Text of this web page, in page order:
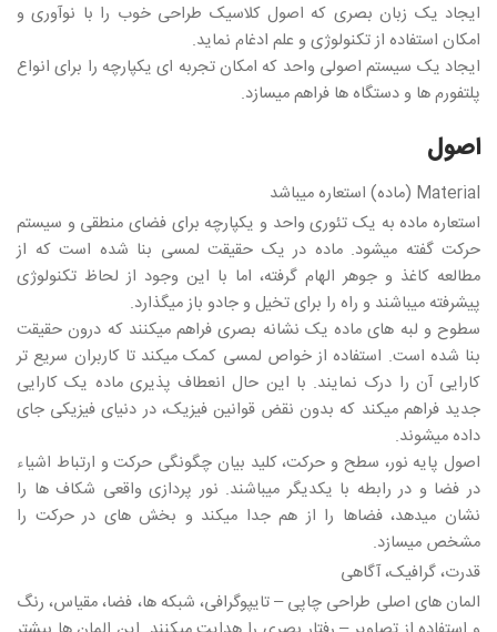
ایجاد یک زبان بصری که اصول کلاسیک طراحی خوب را با نوآوری و
امکان استفاده از تکنولوژی و علم ادغام نماید.
ایجاد یک سیستم اصولی واحد که امکان تجربه ای یکپارچه را برای انواع
پلتفورم ها و دستگاه ها فراهم میسازد.
اصول
Material (ماده) استعاره میباشد
استعاره ماده به یک تئوری واحد و یکپارچه برای فضای منطقی و سیستم
حرکت گفته میشود. ماده در یک حقیقت لمسی بنا شده است که از
مطالعه کاغذ و جوهر الهام گرفته، اما با این وجود از لحاظ تکنولوژی
پیشرفته میباشند و راه را برای تخیل و جادو باز میگذارد.
سطوح و لبه های ماده یک نشانه بصری فراهم میکنند که درون حقیقت
بنا شده است. استفاده از خواص لمسی کمک میکند تا کاربران سریع تر
کارایی آن را درک نمایند. با این حال انعطاف پذیری ماده یک کارایی
جدید فراهم میکند که بدون نقض قوانین فیزیک، در دنیای فیزیکی جای
داده میشوند.
اصول پایه نور، سطح و حرکت، کلید بیان چگونگی حرکت و ارتباط اشیاء
در فضا و در رابطه با یکدیگر میباشند. نور پردازی واقعی شکاف ها را
نشان میدهد، فضاها را از هم جدا میکند و بخش های در حرکت را
مشخص میسازد.
قدرت، گرافیک، آگاهی
المان های اصلی طراحی چاپی – تایپوگرافی، شبکه ها، فضا، مقیاس، رنگ